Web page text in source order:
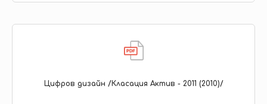
Цифров дизайн /Класация Актив - 2011 (2010)/